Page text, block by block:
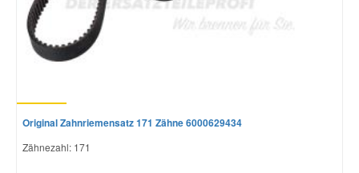
Original Zahnriemensatz 171 Zähne 6000629434
Zähnezahl: 171